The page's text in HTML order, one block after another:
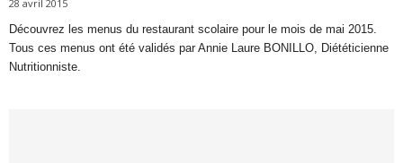
28 avril 2015
Découvrez les menus du restaurant scolaire pour le mois de mai 2015.
Tous ces menus ont été validés par Annie Laure BONILLO, Diététicienne
Nutritionniste.